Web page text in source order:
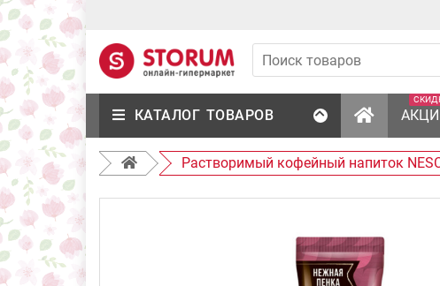
КАТАЛОГ ТОВАРОВ
Растворимый кофейный напиток